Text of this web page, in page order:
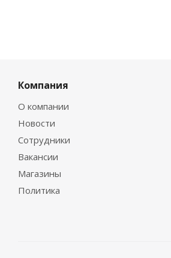
Компания
О компании
Новости
Сотрудники
Вакансии
Магазины
Политика